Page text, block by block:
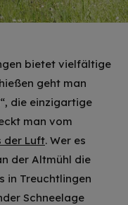
bietet vielfältige
geht man
die einzigartige
man vom
der Luft. Wer es
der Altmühl die
in Treuchtlingen
Schneelage